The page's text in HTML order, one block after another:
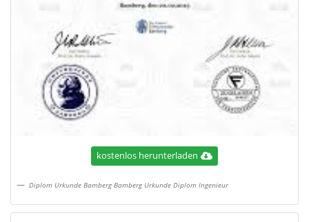
kostenlos herunterladen
Diplom Urkunde Bamberg Bamberg Urkunde Diplom Ingenieur